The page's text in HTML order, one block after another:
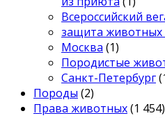
Всероссийский
защита
Москва (1)
Породистые
Санкт-Петербург
Породы (2)
Права животных(1 454)